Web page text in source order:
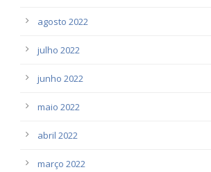
agosto 2022
julho 2022
junho 2022
maio 2022
abril 2022
março 2022